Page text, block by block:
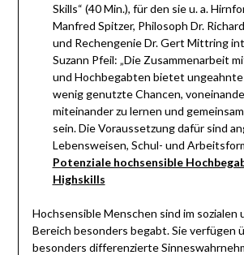
Skills“ (40 Min.), für den sie u. a.
Manfred Spitzer, Philosoph Dr.
und Rechengenie Dr. Gert Mittring
Suzann Pfeil: „Die Zusammenarbeit
und Hochbegabten bietet ungeahnte
wenig genutzte Chancen,
miteinander zu lernen und
sein. Die Voraussetzung dafür sind
Lebensweisen, Schul- und
Potenziale hochsensible
Highskills
Hochsensible Menschen sind im sozialen
Bereich besonders begabt. Sie verfügen
besonders differenzierte